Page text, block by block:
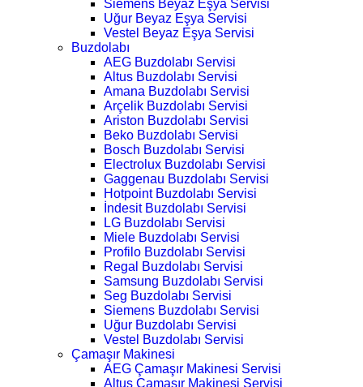
Siemens Beyaz Eşya Servisi
Uğur Beyaz Eşya Servisi
Vestel Beyaz Eşya Servisi
Buzdolabı
AEG Buzdolabı Servisi
Altus Buzdolabı Servisi
Amana Buzdolabı Servisi
Arçelik Buzdolabı Servisi
Ariston Buzdolabı Servisi
Beko Buzdolabı Servisi
Bosch Buzdolabı Servisi
Electrolux Buzdolabı Servisi
Gaggenau Buzdolabı Servisi
Hotpoint Buzdolabı Servisi
İndesit Buzdolabı Servisi
LG Buzdolabı Servisi
Miele Buzdolabı Servisi
Profilo Buzdolabı Servisi
Regal Buzdolabı Servisi
Samsung Buzdolabı Servisi
Seg Buzdolabı Servisi
Siemens Buzdolabı Servisi
Uğur Buzdolabı Servisi
Vestel Buzdolabı Servisi
Çamaşır Makinesi
AEG Çamaşır Makinesi Servisi
Altus Çamaşır Makinesi Servisi